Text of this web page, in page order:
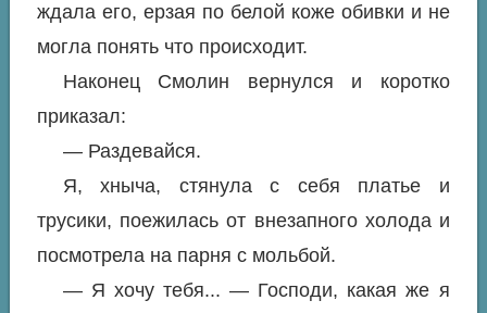
ждала его, ерзая по белой коже обивки и не
могла понять что происходит.
Наконец Смолин вернулся и коротко
приказал:
— Раздевайся.
Я, хныча, стянула с себя платье и
трусики, поежилась от внезапного холода и
посмотрела на парня с мольбой.
— Я хочу тебя... — Господи, какая же я